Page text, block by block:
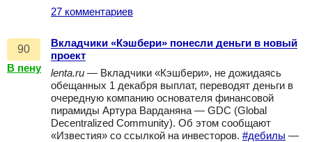
27 комментариев
90
В пену
Вкладчики «Кэшбери» понесли деньги в новый
проект
lenta.ru — Вкладчики «Кэшбери», не дожидаясь
обещанных 1 декабря выплат, переводят деньги в
очередную компанию основателя финансовой
пирамиды Артура Варданяна — GDC (Global
Decentralized Community). Об этом сообщают
«Известия» со ссылкой на инвесторов. #дебилы —